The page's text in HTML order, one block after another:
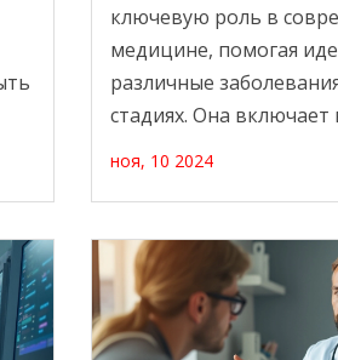
ключевую роль в
медицине, помогая
различные
стадиях. Она включает
существенное влияние
лечение. Понимание
лабораторных тестов
своевременном
ноя, 10 2024